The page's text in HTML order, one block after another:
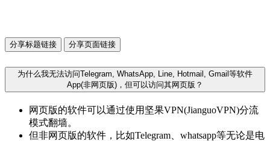
分享标题链接 分享页面链接
为什么我无法访问Telegram, WhatsApp, Line, Hotmail, Gmail等软件
App(非网页版)，但可以访问其网页版？
网页版的软件可以通过使用坚果VPN(JianguoVPN)分流
模式翻墙。
但非网页版的软件，比如Telegram、whatsapp等无论是电